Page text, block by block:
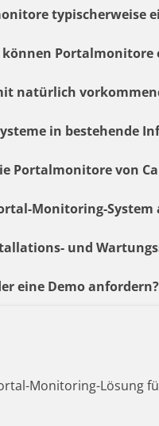
typischerweise
Portalmonitore
natürlich
in bestehende
Portalmonitore von
Monitoring-System
und
eine Demo anfordern?
Monitoring-Lösung